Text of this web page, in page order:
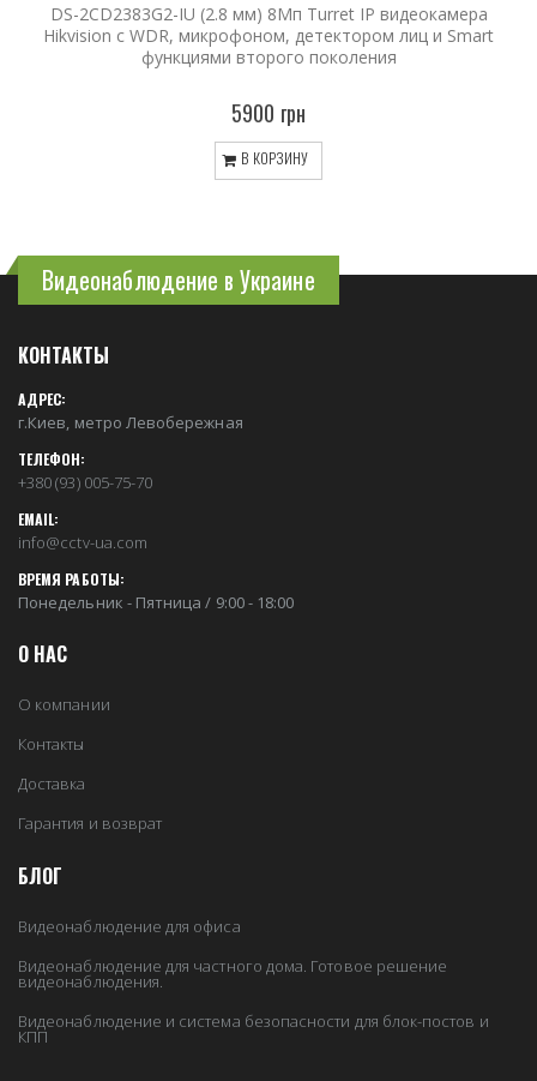
DS-2CD2383G2-IU (2.8 мм) 8Мп Turret IP видеокамера
Hikvision c WDR, микрофоном, детектором лиц и Smart
функциями второго поколения
5900 грн
В КОРЗИНУ
Видеонаблюдение в Украине
КОНТАКТЫ
АДРЕС:
г.Киев, метро Левобережная
ТЕЛЕФОН:
+380 (93) 005-75-70
EMAIL:
info@cctv-ua.com
ВРЕМЯ РАБОТЫ:
Понедельник - Пятница / 9:00 - 18:00
О НАС
О компании
Контакты
Доставка
Гарантия и возврат
БЛОГ
Видеонаблюдение для офиса
Видеонаблюдение для частного дома. Готовое решение
видеонаблюдения.
Видеонаблюдение и система безопасности для блок-постов и
КПП